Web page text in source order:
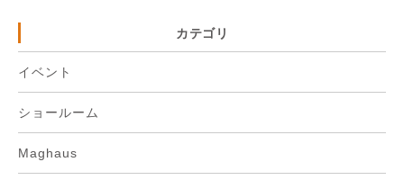
カテゴリ
イベント
ショールーム
Maghaus